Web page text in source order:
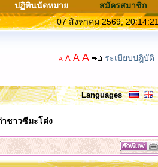
ปฏิทินนัดหมาย
สมัครสมาชิก
07 สิงหาคม 2569, 20:14:21
A A A A ระเบียบปฎิบัติ
Languages
าชาวซีมะโด่ง